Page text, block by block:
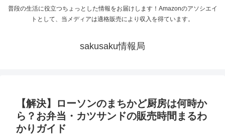
普段の生活に役立つちょっとした情報をお届けします！Amazonのアソシエイ
トとして、当メディアは適格販売により収入を得ています。
sakusaku情報局
【解決】ローソンのまちかど厨房は何時か
ら？お弁当・カツサンドの販売時間まるわ
かりガイド